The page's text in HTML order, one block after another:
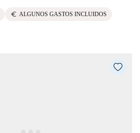
euro ALGUNOS GASTOS INCLUIDOS